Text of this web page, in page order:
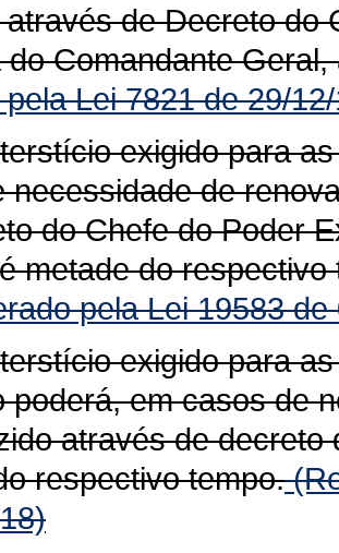
de Decreto do
Comandante
Lei 7821 de 29/
exigido para
necessidade de
do Chefe do Poder
metade do respectivo
pela Lei 19583 de
exigido para
poderá, em casos de
através de
respectivo tempo.